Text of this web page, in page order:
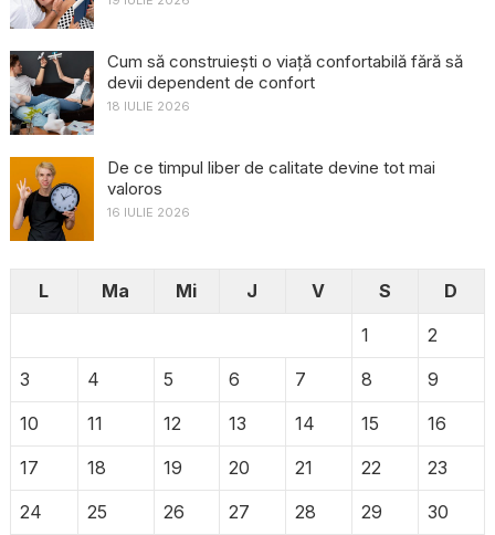
Cum să construiești o viață confortabilă fără să
devii dependent de confort
18 IULIE 2026
De ce timpul liber de calitate devine tot mai
valoros
16 IULIE 2026
L Ma Mi J V S
D
1
2
3
4 5 6 7 8
9
10
11 12 13 14 15
16
17
18 19 20 21 22
23
24
25 26 27 28 29 30